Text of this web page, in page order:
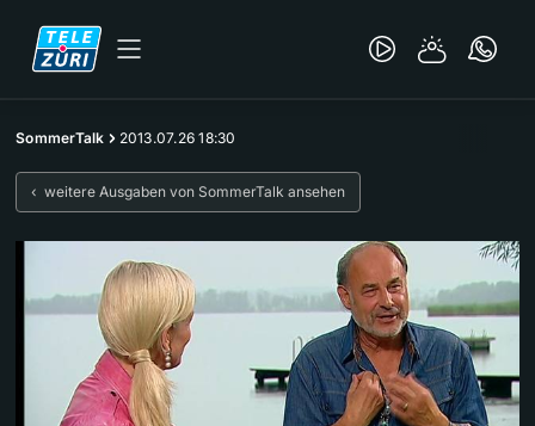
SommerTalk 2013.07.26 18:30
‹ weitere Ausgaben von SommerTalk ansehen